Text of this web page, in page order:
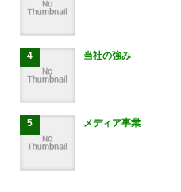
当社の強み
メディア事業